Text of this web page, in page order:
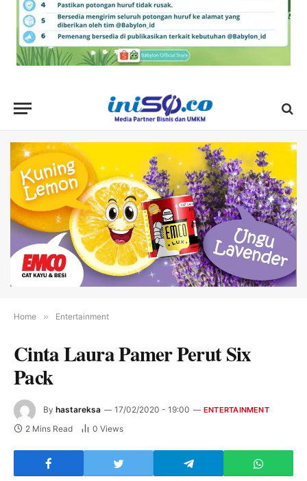
Home » Entertainment
Cinta Laura Pamer Perut Six
Pack
By hastareksa 17/02/2020 - 19:00 ENTERTAINMENT
2 Mins Read 0 Views